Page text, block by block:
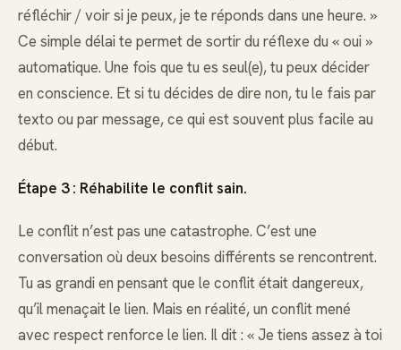
réfléchir / voir si je peux, je te réponds dans une heure. »
Ce simple délai te permet de sortir du réflexe du « oui »
automatique. Une fois que tu es seul(e), tu peux décider
en conscience. Et si tu décides de dire non, tu le fais par
texto ou par message, ce qui est souvent plus facile au
début.
Étape 3 : Réhabilite le conflit sain.
Le conflit n’est pas une catastrophe. C’est une
conversation où deux besoins différents se rencontrent.
Tu as grandi en pensant que le conflit était dangereux,
qu’il menaçait le lien. Mais en réalité, un conflit mené
avec respect renforce le lien. Il dit : « Je tiens assez à toi